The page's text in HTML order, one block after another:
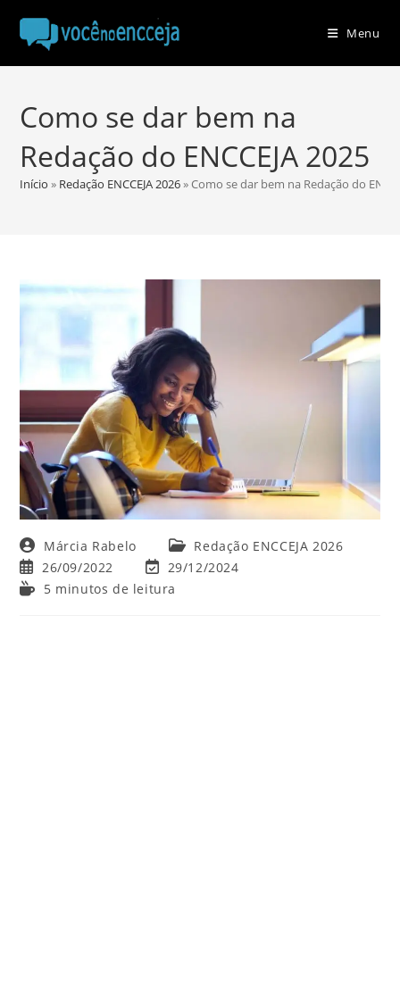
para
Menu
Como se dar bem na
Redação do ENCCEJA 2025
Início » Redação ENCCEJA 2026»Como se dar bem na Redação do
Autor
do
post:
Márcia Rabelo
Categoria
do
Redação ENCCEJA 2026
Post
publicado:
26/09/2022
Última
modificação
29/12/2024
Tempo5 minutos de leitura